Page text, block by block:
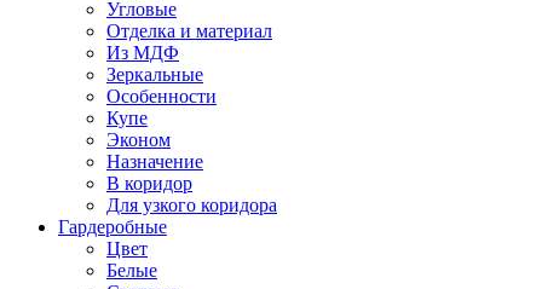
Угловые
Отделка и материал
Из МДФ
Зеркальные
Особенности
Купе
Эконом
Назначение
В коридор
Для узкого коридора
Гардеробные
Цвет
Белые